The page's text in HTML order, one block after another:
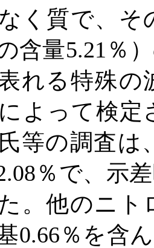
く質で、
含量5.21％
れる特殊の
よって検定
等の調査
％で、示
。他のニト
0.66％を含